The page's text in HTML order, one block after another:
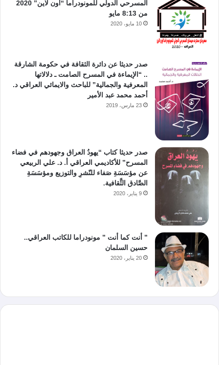
المسرحي الدولي للمونودراما “أون لاين” 2020
من 8:13 مايو
10 مايو، 2020
صدر حديثا عن دائرة الثقافة في حكومة الشارقة
.. “الإيماءة في المسرح الصامت ـ دلالاتها
المعرفية والجمالية” للباحث والايمائي العراقي د.
أحمد محمد عبد الأمير
23 مارس، 2019
صدر حديثا كتاب “يهودُ العراق وجهودهم في فضاء
المسرح” للأكاديمي العراقي أ. د. علي الربيعي
عن مؤسَسَةِ صَفاء للنّشرِ والتوزيع ومؤسَسَةِ
الصَّادق الثَّقافية.
9 يناير، 2020
” أنت كما أنت ” مونودراما للكاتب العراقي..
حسين السلمان
20 يناير، 2020